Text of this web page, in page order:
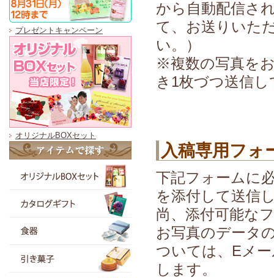
プレゼントキャンペーン
オリジナルBOXセット
から自動配信さ
て、お送りいた
い。）
※複数の写真を
き1枚づつ送信
入稿専用フォ
下記フォームに
を添付して送信
尚、添付可能な
お写真のデータ
ついては、Eメ
します。